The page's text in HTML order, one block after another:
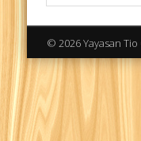
© 2026 Yayasan